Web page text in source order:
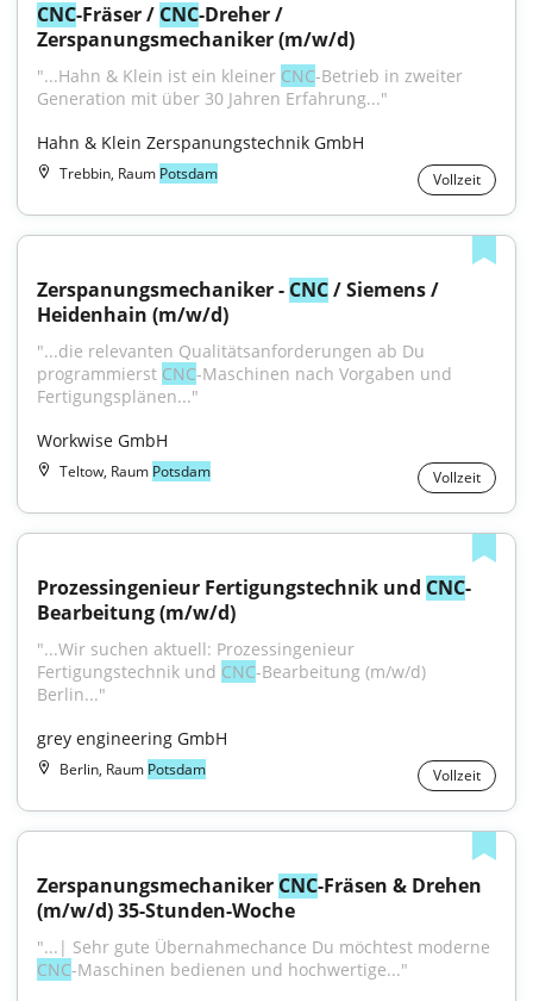
CNC-Fräser / CNC-Dreher /
Zerspanungsmechaniker (m/w/d)
"...Hahn & Klein ist ein kleiner CNC-Betrieb in zweiter
Generation mit über 30 Jahren Erfahrung..."
Hahn & Klein Zerspanungstechnik GmbH
Trebbin, Raum Potsdam Vollzeit
Zerspanungsmechaniker - CNC / Siemens /
Heidenhain (m/w/d)
"...die relevanten Qualitätsanforderungen ab Du
programmierst CNC-Maschinen nach Vorgaben und
Fertigungsplänen..."
Workwise GmbH
Teltow, Raum Potsdam Vollzeit
Prozessingenieur Fertigungstechnik und CNC-
Bearbeitung (m/w/d)
"...Wir suchen aktuell: Prozessingenieur
Fertigungstechnik und CNC-Bearbeitung (m/w/d)
Berlin..."
grey engineering GmbH
Berlin, Raum Potsdam Vollzeit
Zerspanungsmechaniker CNC-Fräsen & Drehen
(m/w/d) 35-Stunden-Woche
CNC-Maschinen bedienen und hochwertige..."